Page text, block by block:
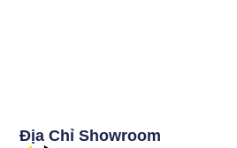
Địa Chỉ Showroom